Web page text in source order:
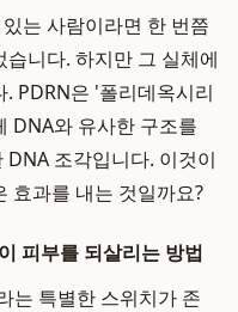
는 사람이라면 한 번쯤
니다. 하지만 그 실체에
PDRN은 '폴리데옥시리
DNA와 유사한 구조를
조각입니다. 이것이
효과를 내는 것일까요?
피부를 되살리는 방법
는 특별한 스위치가 존